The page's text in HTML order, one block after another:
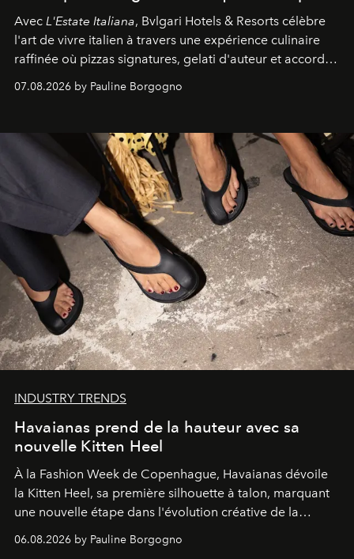
Avec L'Estate Italiana, Bvlgari Hotels & Resorts célèbre
l'art de vivre italien à travers une expérience culinaire
raffinée où pizzas signatures, gelati d'auteur et accords
d'exception composent un véritable voyage sensoriel.
07.08.2026 by Pauline Borgogno
INDUSTRY TRENDS
Havaianas prend de la hauteur avec sa
nouvelle Kitten Heel
À la Fashion Week de Copenhague, Havaianas dévoile
la Kitten Heel, sa première silhouette à talon, marquant
une nouvelle étape dans l'évolution créative de la
06.08.2026 by Pauline Borgogno